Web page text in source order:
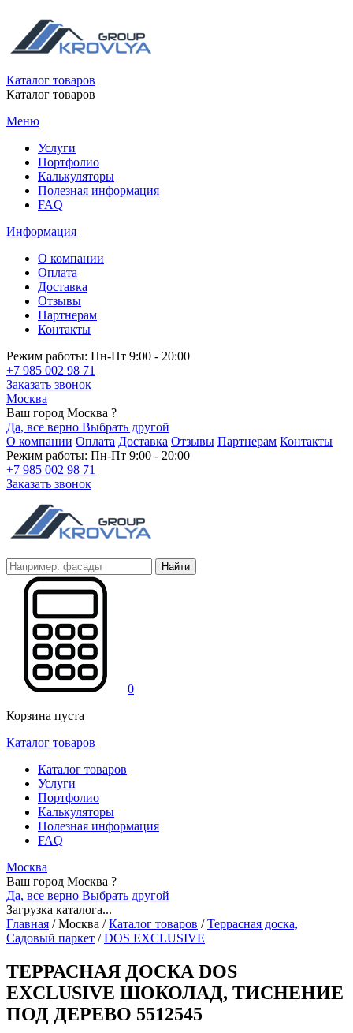
Каталог товаров
Каталог товаров
Меню
Услуги
Портфолио
Калькуляторы
Полезная информация
FAQ
Информация
О компании
Оплата
Доставка
Отзывы
Партнерам
Контакты
Режим работы: Пн-Пт 9:00 - 20:00
+7 985 002 98 71
Заказать звонок
Москва
Ваш город Москва ?
Да, все верно Выбрать другой
О компании Оплата Доставка Отзывы Партнерам Контакты
Режим работы: Пн-Пт 9:00 - 20:00
+7 985 002 98 71
Заказать звонок
Найти
0
Корзина пуста
Каталог товаров
Каталог товаров
Услуги
Портфолио
Калькуляторы
Полезная информация
FAQ
Москва
Ваш город Москва ?
Да, все верно Выбрать другой
Загрузка каталога...
Главная /Москва / Каталог товаров / Террасная доска,
Садовый паркет / DOS EXCLUSIVE
ТЕРРАСНАЯ ДОСКА DOS
EXCLUSIVE ШОКОЛАД, ТИСНЕНИЕ
ПОД ДЕРЕВО 5512545